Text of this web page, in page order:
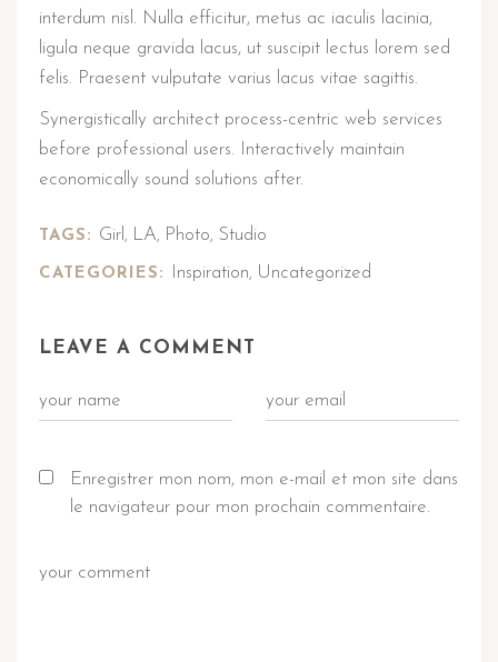
interdum nisl. Nulla efficitur, metus ac iaculis lacinia,
ligula neque gravida lacus, ut suscipit lectus lorem sed
felis. Praesent vulputate varius lacus vitae sagittis.
Synergistically architect process-centric web services
before professional users. Interactively maintain
economically sound solutions after.
TAGS: Girl , LA, Photo, Studio
CATEGORIES: Inspiration, Uncategorized
LEAVE A COMMENT
Enregistrer mon nom, mon e-mail et mon site dans
le navigateur pour mon prochain commentaire.